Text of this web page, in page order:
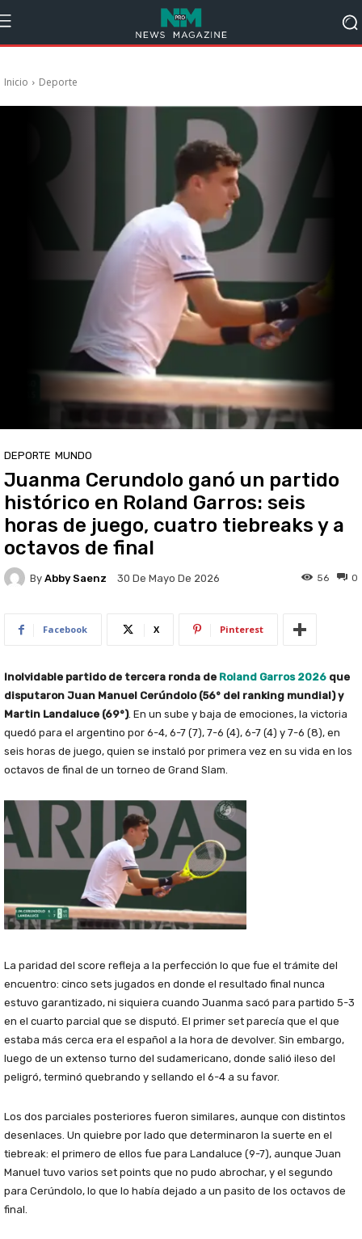
Inicio Deporte
DEPORTE MUNDO
Juanma Cerundolo ganó un partido
histórico en Roland Garros: seis
horas de juego, cuatro tiebreaks y a
octavos de final
By Abby Saenz 30 De Mayo De 2026 0
56
Facebook X Pinterest
Inolvidable partido de tercera ronda de Roland Garros 2026 que
disputaron Juan Manuel Cerúndolo (56° del ranking mundial) y
Martin Landaluce (69°). En un sube y baja de emociones, la victoria
quedó para el argentino por 6-4, 6-7 (7), 7-6 (4), 6-7 (4) y 7-6 (8), en
seis horas de juego, quien se instaló por primera vez en su vida en los
octavos de final de un torneo de Grand Slam.
La paridad del score refleja a la perfección lo que fue el trámite del
encuentro: cinco sets jugados en donde el resultado final nunca
estuvo garantizado, ni siquiera cuando Juanma sacó para partido 5-3
en el cuarto parcial que se disputó. El primer set parecía que el que
estaba más cerca era el español a la hora de devolver. Sin embargo,
luego de un extenso turno del sudamericano, donde salió ileso del
peligró, terminó quebrando y sellando el 6-4 a su favor.
Los dos parciales posteriores fueron similares, aunque con distintos
desenlaces. Un quiebre por lado que determinaron la suerte en el
tiebreak: el primero de ellos fue para Landaluce (9-7), aunque Juan
Manuel tuvo varios set points que no pudo abrochar, y el segundo
para Cerúndolo, lo que lo había dejado a un pasito de los octavos de
final.